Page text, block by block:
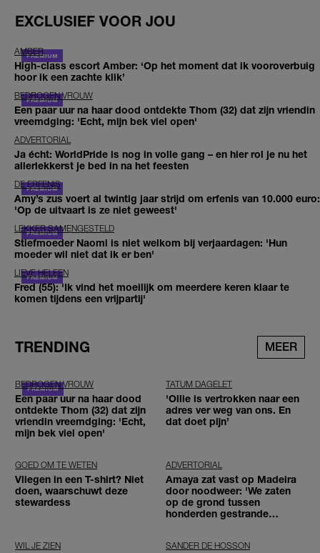
EXCLUSIEF VOOR JOU
AMBER
High-class escort Amber: ‘Op het moment dat ik vooroverbuig
hoor ik een zachte klik’
BEDROGEN VROUW
Een paar uur na haar dood ontdekte Thom (32) dat zijn vriendin
vreemdging: 'Echt, mijn bek viel open'
ADVERTORIAL
Ja écht: WorldPride is nog in volle gang – en hier rol je nu het
allerlekkerst je bed in na het feesten
DE ERFENIS
Amy’s zus voert al twintig jaar strijd om erfenis van 10.000 euro:
'Op de uitvaart is ze niet geweest'
LEKKER SAMENGESTELD
Stiefmoeder Naomi is niet welkom bij verjaardagen: 'Hun
moeder wil niet dat ik er ben'
LIEVE HELEEN
Fred (55): 'Ik vind het moeilijk om meerdere keren klaar te
komen tijdens een vrijpartij'
TRENDING MEER
BEDROGEN VROUW
Een paar uur na haar dood
ontdekte Thom (32) dat zijn
vriendin vreemdging: 'Echt,
mijn bek viel open'
TATUM DAGELET
'Ollie is vertrokken naar een
adres ver weg van ons. En
dat doet pijn’
GOED OM TE WETEN
Vliegen in een T-shirt? Niet
doen, waarschuwt deze
stewardess
ADVERTORIAL
Amaya zat vast op Madeira
door noodweer: 'We zaten
op de grond tussen
honderden gestrande
WIL JE ZIEN SANDER DE HOSSON